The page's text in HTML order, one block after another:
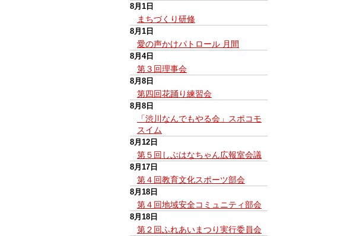
8月1日
まちづくり研修
8月1日
愛の声かけパトロール 月間
8月4日
第３回理事会
8月8日
第四回花踊り練習会
8月8日
「渋川なんでもやる会」スポコモ
スイム
8月12日
第５回しぶはなちゃん広報室会議
8月17日
第４回教育文化スポーツ部会
8月18日
第４回地域安全コミュニティ部会
8月18日
第２回ふれあいまつり実行委員会